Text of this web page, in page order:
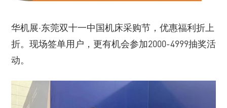
华机展·东莞双十一中国机床采购节，优惠福利折上
折。现场签单用户，更有机会参加2000-4999抽奖活
动。